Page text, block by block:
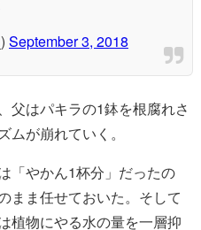
September 3, 2018
父はパキラの1鉢を根腐れさ
が崩れていく。
「やかん1杯分」だったの
まま任せておいた。そして
植物にやる水の量を一層抑